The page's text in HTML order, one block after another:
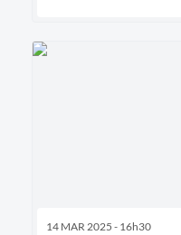
14 MAR 2025 - 16h30